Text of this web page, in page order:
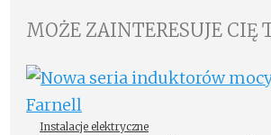
MOŻE ZAINTERESUJE CIĘ
Instalacje elektryczne